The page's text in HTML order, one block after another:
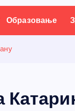
Образовање